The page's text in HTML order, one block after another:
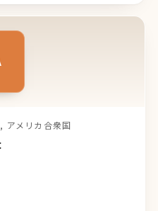
アメリカ合衆国